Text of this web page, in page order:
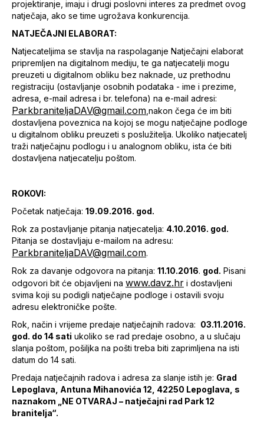
projektiranje, imaju i drugi poslovni interes za predmet ovog
natječaja, ako se time ugrožava konkurencija.
NATJEČAJNI ELABORAT:
Natjecateljima se stavlja na raspolaganje Natječajni elaborat
pripremljen na digitalnom mediju, te ga natjecatelji mogu
preuzeti u digitalnom obliku bez naknade, uz prethodnu
registraciju (ostavljanje osobnih podataka - ime i prezime,
adresa, e-mail adresa i br. telefona) na e-mail adresi:
ParkbraniteljaDAV@gmail.com ,nakon čega će im biti
dostavljena poveznica na kojoj se mogu natječajne podloge
u digitalnom obliku preuzeti s poslužitelja. Ukoliko natjecatelj
traži natječajnu podlogu i u analognom obliku, ista će biti
dostavljena natjecatelju poštom.
ROKOVI:
Početak natječaja: 19.09.2016. god.
Rok za postavljanje pitanja natjecatelja: 4.10.2016. god.
Pitanja se dostavljaju e-mailom na adresu:
ParkbraniteljaDAV@gmail.com.
Rok za davanje odgovora na pitanja: 11.10.2016. god. Pisani
odgovori bit će objavljeni na www.davz.hr i dostavljeni
svima koji su podigli natječajne podloge i ostavili svoju
adresu elektroničke pošte.
Rok, način i vrijeme predaje natječajnih radova: 03.11.2016.
god. do 14 sati ukoliko se rad predaje osobno, a u slučaju
slanja poštom, pošiljka na pošti treba biti zaprimljena na isti
datum do 14 sati.
Predaja natječajnih radova i adresa za slanje istih je: Grad
Lepoglava, Antuna Mihanovića 12, 42250 Lepoglava, s
naznakom „NE OTVARAJ – natječajni rad Park 12
branitelja“.